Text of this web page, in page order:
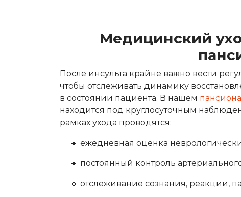
Медицинский
После инсульта крайне важно вести
чтобы отслеживать динамику
в состоянии пациента. В нашем
находится под круглосуточным
рамках ухода проводятся:
🔹 ежедневная оценка
🔹 постоянный контроль
🔹 отслеживание сознания, реакции,